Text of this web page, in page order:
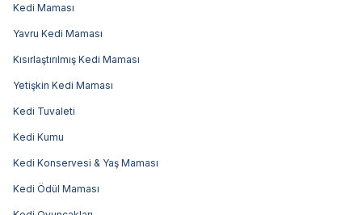
Kedi Maması
Yavru Kedi Maması
Kısırlaştırılmış Kedi Maması
Yetişkin Kedi Maması
Kedi Tuvaleti
Kedi Kumu
Kedi Konservesi & Yaş Maması
Kedi Ödül Maması